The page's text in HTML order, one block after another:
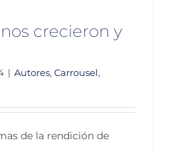
crecieron y
| Autores, Carrousel,
de la rendición de